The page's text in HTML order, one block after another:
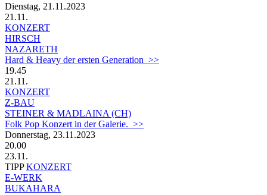
Dienstag, 21.11.2023
21.11.
KONZERT
HIRSCH
NAZARETH
Hard & Heavy der ersten Generation >>
19.45
21.11.
KONZERT
Z-BAU
STEINER & MADLAINA (CH)
Folk Pop Konzert in der Galerie. >>
Donnerstag, 23.11.2023
20.00
23.11.
TIPP KONZERT
E-WERK
BUKAHARA